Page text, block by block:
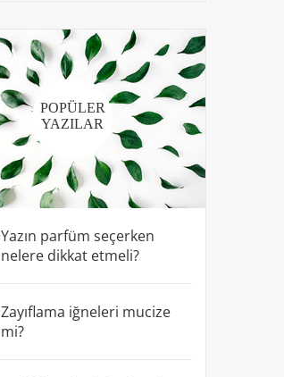
POPÜLER
YAZILAR
Yazın parfüm seçerken
nelere dikkat etmeli?
Zayıflama iğneleri mucize
mi?